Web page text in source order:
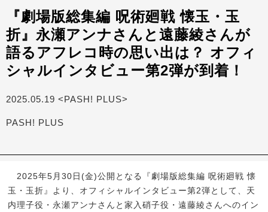
『劇場版総集編 呪術廻戦 懐玉・玉
折』永瀬アンナさんと遠藤綾さんが
語るアフレコ時の思い出は？ オフィ
シャルインタビュー第2弾が到着！
2025.05.19 <PASH! PLUS>
PASH! PLUS
2025年5月30日(金)公開となる『劇場版総集編 呪術廻戦 懐
玉・玉折』より、オフィシャルインタビュー第2弾として、天
内理子役・永瀬アンナさんと家入硝子役・遠藤綾さんへのイン